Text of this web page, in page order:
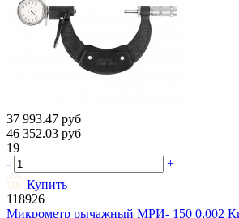
37 993.47 руб
46 352.03 руб
19
-
+
Купить
118926
Микрометр рычажный МРИ- 150 0,002